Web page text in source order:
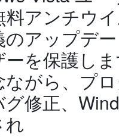
料アンチウ
のアップデ
ーを保護し
ながら、プ
グ修正、
れ